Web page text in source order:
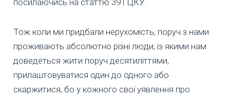
посилаючись на статтю 391 ЦКУ.
Тож коли ми придбали нерухомість, поруч з нами
проживають абсолютно різні люди, із якими нам
доведеться жити поруч десятиліттями,
прилаштовуватися один до одного або
скаржитися, бо у кожного свої уявлення про